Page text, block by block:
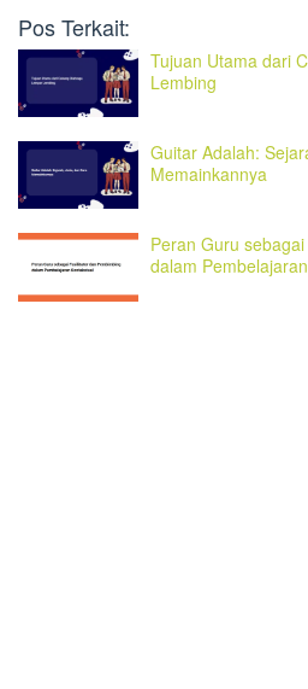
Pos Terkait:
Tujuan Utama dari
Lembing
Guitar Adalah:
Memainkannya
Peran Guru
dalam